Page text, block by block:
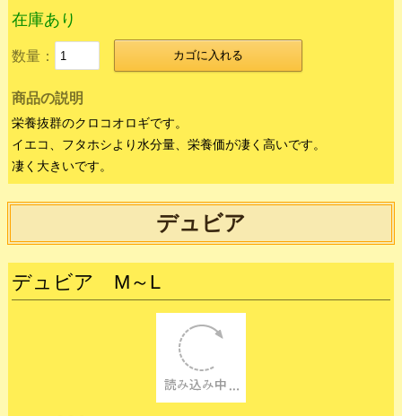
コオロギ1匹～30匹
33円
コオロギ50匹
1,100円
コオロギ100匹
カゴに入れる